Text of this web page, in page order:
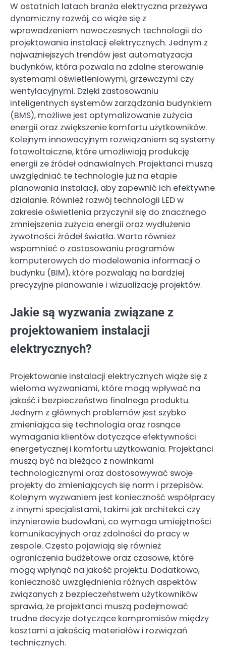
W ostatnich latach branża elektryczna przeżywa
dynamiczny rozwój, co wiąże się z
wprowadzeniem nowoczesnych technologii do
projektowania instalacji elektrycznych. Jednym z
najważniejszych trendów jest automatyzacja
budynków, która pozwala na zdalne sterowanie
systemami oświetleniowymi, grzewczymi czy
wentylacyjnymi. Dzięki zastosowaniu
inteligentnych systemów zarządzania budynkiem
(BMS), możliwe jest optymalizowanie zużycia
energii oraz zwiększenie komfortu użytkowników.
Kolejnym innowacyjnym rozwiązaniem są systemy
fotowoltaiczne, które umożliwiają produkcję
energii ze źródeł odnawialnych. Projektanci muszą
uwzględniać te technologie już na etapie
planowania instalacji, aby zapewnić ich efektywne
działanie. Również rozwój technologii LED w
zakresie oświetlenia przyczynił się do znacznego
zmniejszenia zużycia energii oraz wydłużenia
żywotności źródeł światła. Warto również
wspomnieć o zastosowaniu programów
komputerowych do modelowania informacji o
budynku (BIM), które pozwalają na bardziej
precyzyjne planowanie i wizualizację projektów.
Jakie są wyzwania związane z
projektowaniem instalacji
elektrycznych?
Projektowanie instalacji elektrycznych wiąże się z
wieloma wyzwaniami, które mogą wpływać na
jakość i bezpieczeństwo finalnego produktu.
Jednym z głównych problemów jest szybko
zmieniająca się technologia oraz rosnące
wymagania klientów dotyczące efektywności
energetycznej i komfortu użytkowania. Projektanci
muszą być na bieżąco z nowinkami
technologicznymi oraz dostosowywać swoje
projekty do zmieniających się norm i przepisów.
Kolejnym wyzwaniem jest konieczność współpracy
z innymi specjalistami, takimi jak architekci czy
inżynierowie budowlani, co wymaga umiejętności
komunikacyjnych oraz zdolności do pracy w
zespole. Często pojawiają się również
ograniczenia budżetowe oraz czasowe, które
mogą wpłynąć na jakość projektu. Dodatkowo,
konieczność uwzględnienia różnych aspektów
związanych z bezpieczeństwem użytkowników
sprawia, że projektanci muszą podejmować
trudne decyzje dotyczące kompromisów między
kosztami a jakością materiałów i rozwiązań
technicznych.